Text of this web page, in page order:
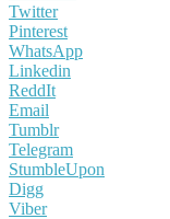
Twitter
Pinterest
WhatsApp
Linkedin
ReddIt
Email
Tumblr
Telegram
StumbleUpon
Digg
Viber